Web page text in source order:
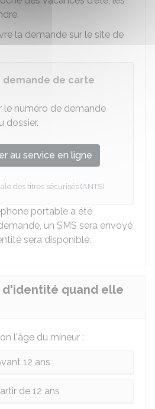
la demande sur le site de
demande de carte
le numéro de demande
dossier.
au service en ligne
des titres sécurisés (ANTS)
portable a été
un SMS sera envoyé
sera disponible.
quand elle
l'âge du mineur :
12 ans
de 12 ans